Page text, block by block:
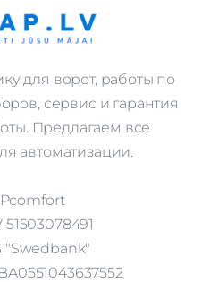
для ворот, работы по
сервис и гарантия
Предлагаем все
автоматизации.
51503078491
"Swedbank"